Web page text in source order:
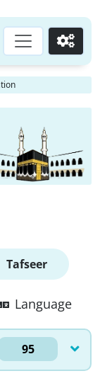
Go
Tafseer
Language
95